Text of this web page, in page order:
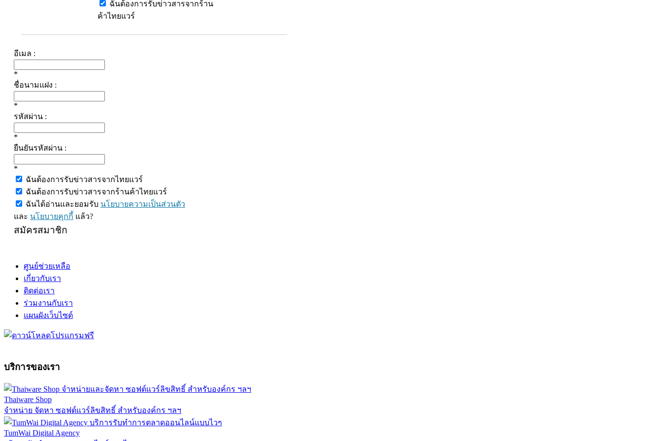
ฉันต้องการรับข่าวสารจากร้าน
ค้าไทยแวร์
อีเมล :
*
ชื่อนามแฝง :
*
รหัสผ่าน :
*
ยืนยันรหัสผ่าน :
*
ฉันต้องการรับข่าวสารจากไทยแวร์
ฉันต้องการรับข่าวสารจากร้านค้าไทยแวร์
ฉันได้อ่านและยอมรับ นโยบายความเป็นส่วนตัว
และ นโยบายคุกกี้ แล้ว?
สมัครสมาชิก
ศูนย์ช่วยเหลือ
เกี่ยวกับเรา
ติดต่อเรา
ร่วมงานกับเรา
แผนผังเว็บไซต์
บริการของเรา
Thaiware Shop
จำหน่าย จัดหา ซอฟต์แวร์ลิขสิทธิ์ สำหรับองค์กร ฯลฯ
TumWai Digital Agency